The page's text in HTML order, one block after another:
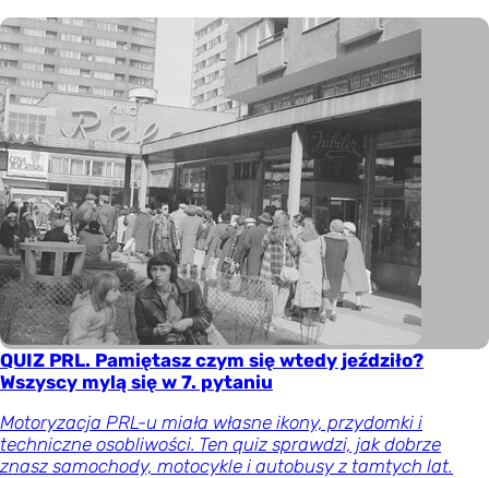
QUIZ PRL. Pamiętasz czym się wtedy jeździło?
Wszyscy mylą się w 7. pytaniu
Motoryzacja PRL-u miała własne ikony, przydomki i
techniczne osobliwości. Ten quiz sprawdzi, jak dobrze
znasz samochody, motocykle i autobusy z tamtych lat.